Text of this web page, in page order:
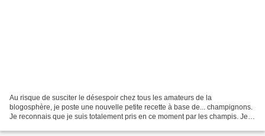
Au risque de susciter le désespoir chez tous les amateurs de la
blogosphère, je poste une nouvelle petite recette à base de... champignons.
Je reconnais que je suis totalement pris en ce moment par les champis. Je